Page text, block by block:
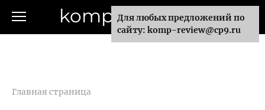
контенту
komp-review.ru
Главная страница
Для любых предложений по
сайту: komp-review@cp9.ru